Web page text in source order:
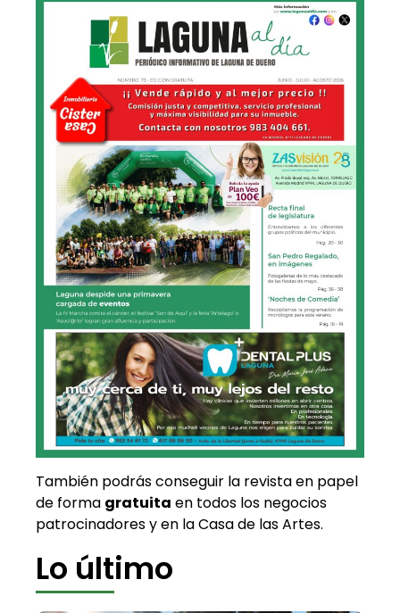
También podrás conseguir la revista en papel
de forma gratuita en todos los negocios
patrocinadores y en la Casa de las Artes.
Lo último